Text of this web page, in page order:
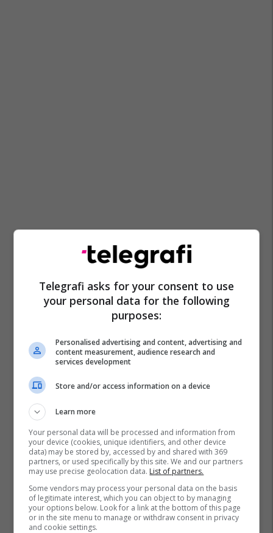
Telegrafi asks for your consent to use
your personal data for the following
purposes:
Personalised advertising and content, advertising and
content measurement, audience research and
services development
Store and/or access information on a device
Learn more
Your personal data will be processed and information from
your device (cookies, unique identifiers, and other device
data) may be stored by, accessed by and shared with 369
partners, or used specifically by this site. We and our partners
may use precise geolocation data. List of partners.
Some vendors may process your personal data on the basis
of legitimate interest, which you can object to by managing
your options below. Look for a link at the bottom of this page
or in the site menu to manage or withdraw consent in privacy
and cookie settings.